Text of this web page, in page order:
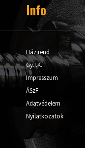
Info
Házirend
Gy.I.K.
Impresszum
ÁSzF
Adatvédelem
Nyilatkozatok